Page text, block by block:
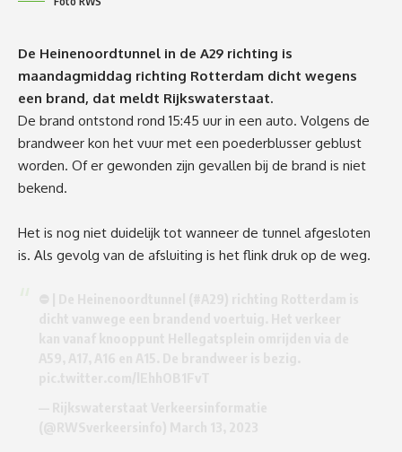
De Heinenoordtunnel in de A29 richting is
maandagmiddag richting Rotterdam dicht wegens
een brand, dat meldt Rijkswaterstaat.
De brand ontstond rond 15:45 uur in een auto. Volgens de
brandweer kon het vuur met een poederblusser geblust
worden. Of er gewonden zijn gevallen bij de brand is niet
bekend.
Het is nog niet duidelijk tot wanneer de tunnel afgesloten
is. Als gevolg van de afsluiting is het flink druk op de weg.